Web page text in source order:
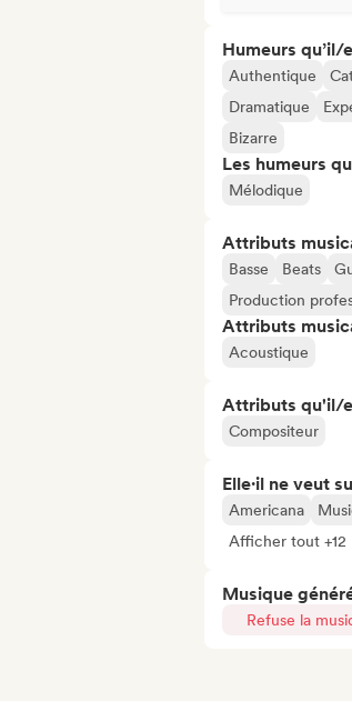
Humeurs qu’il/
Authentique
Dramatique
Bizarre
Les humeurs
Mélodique
Attributs
Basse Beats
Production
Attributs
Acoustique
Attributs qu'il/
Compositeur
Elle·il ne veut
Americana
Afficher tout +12
Musique
Refuse la